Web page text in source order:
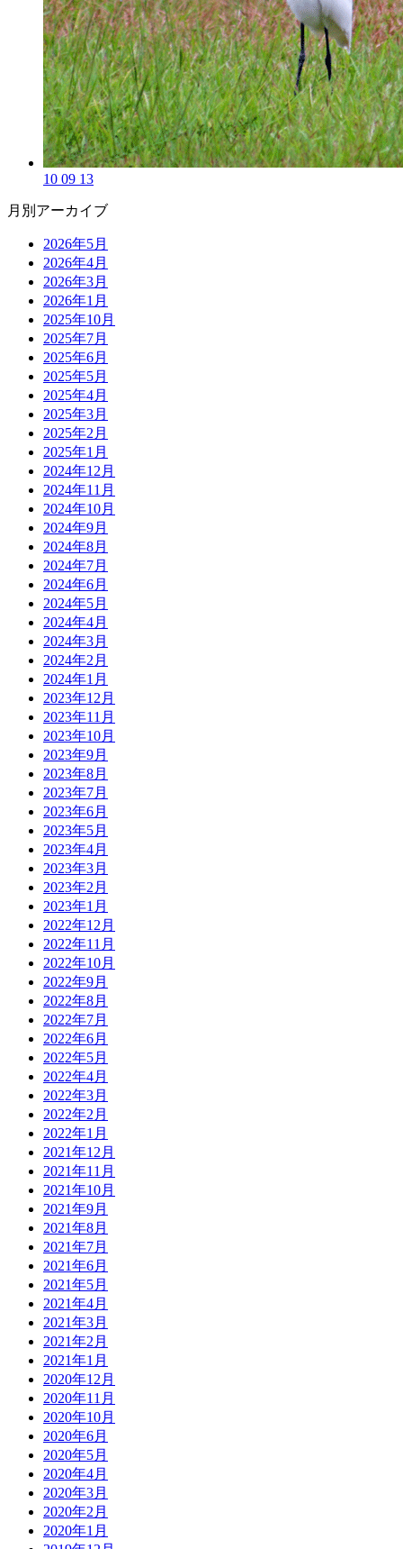
10 09 13
月別アーカイブ
2026年5月
2026年4月
2026年3月
2026年1月
2025年10月
2025年7月
2025年6月
2025年5月
2025年4月
2025年3月
2025年2月
2025年1月
2024年12月
2024年11月
2024年10月
2024年9月
2024年8月
2024年7月
2024年6月
2024年5月
2024年4月
2024年3月
2024年2月
2024年1月
2023年12月
2023年11月
2023年10月
2023年9月
2023年8月
2023年7月
2023年6月
2023年5月
2023年4月
2023年3月
2023年2月
2023年1月
2022年12月
2022年11月
2022年10月
2022年9月
2022年8月
2022年7月
2022年6月
2022年5月
2022年4月
2022年3月
2022年2月
2022年1月
2021年12月
2021年11月
2021年10月
2021年9月
2021年8月
2021年7月
2021年6月
2021年5月
2021年4月
2021年3月
2021年2月
2021年1月
2020年12月
2020年11月
2020年10月
2020年6月
2020年5月
2020年4月
2020年3月
2020年2月
2020年1月